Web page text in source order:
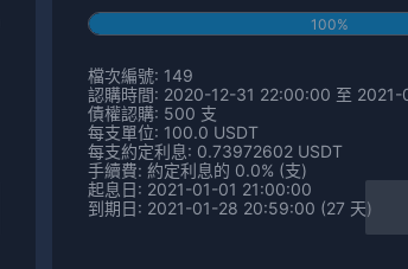
100%
檔次編號: 149
認購時間: 2020-12-31 22:00:00 至
債權認購: 500 支
每支單位: 100.0 USDT
每支約定利息: 0.73972602 USDT
手續費: 約定利息的 0.0% (支)
起息日: 2021-01-01 21:00:00
到期日: 2021-01-28 20:59:00 (27 天)